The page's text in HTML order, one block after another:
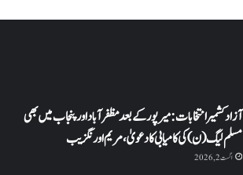
آزاد کشمیر انتخابات: میرپور کے بعد مظفرآباد اور پنجاب میں بھی
مسلم لیگ (ن) کی کامیابی کا دعویٰ، مریم اورنگزیب
اگست 2, 2026